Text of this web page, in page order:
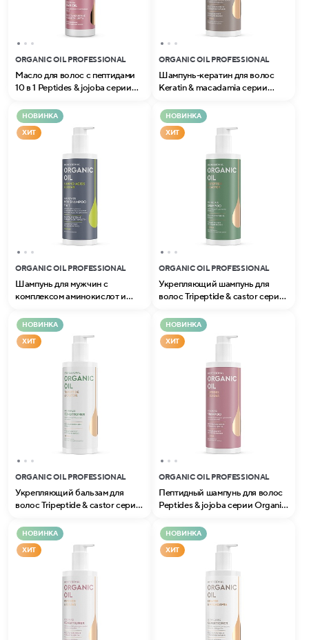
ORGANIC OIL PROFESSIONAL
Масло для волос с пептидами
10 в 1 Peptides & jojoba серии
ORGANIC OIL PROFESSIONAL
Шампунь-кератин для волос
Keratin & macadamia серии
НОВИНКА
ХИТ
ORGANIC OIL PROFESSIONAL
Шампунь для мужчин с
комплексом аминокислот и
Organic Oil Professional
НОВИНКА
ХИТ
ORGANIC OIL PROFESSIONAL
Укрепляющий шампунь для
волос Tripeptide & castor серии
НОВИНКА
ХИТ
ORGANIC OIL PROFESSIONAL
Укрепляющий бальзам для
волос Tripeptide & castor серии
НОВИНКА
ХИТ
ORGANIC OIL PROFESSIONAL
Пептидный шампунь для волос
Peptides & jojoba серии Organic
НОВИНКА
ХИТ
НОВИНКА
ХИТ